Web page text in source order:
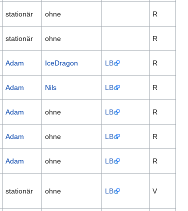
stationär ohne R
stationär ohne R
Adam IceDragon LB R
Adam Nils LB R
Adam ohne LB R
Adam ohne LB R
Adam ohne LB R
stationär ohne LB V